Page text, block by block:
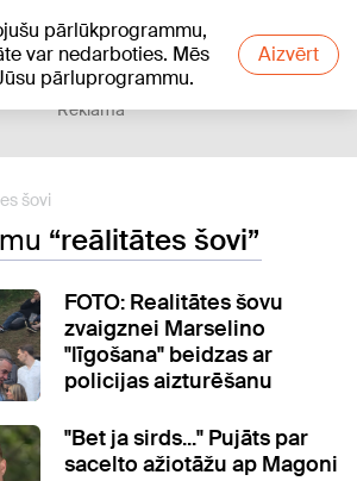
pārlūkprogrammu,
var nedarboties. Mēs
pārluprogrammu.
Aizvērt
Reklāma
šovi
“reālitātes šovi”
FOTO: Realitātes šovu
zvaigznei Marselino
"līgošana" beidzas ar
policijas aizturēšanu
"Bet ja sirds..." Pujāts par
sacelto ažiotāžu ap Magoni